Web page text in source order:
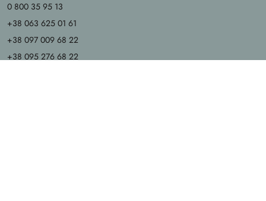
0 800 35 95 13
+38 063 625 01 61
+38 097 009 68 22
+38 095 276 68 22